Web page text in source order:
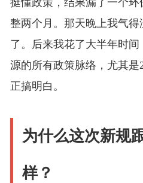
挺懂政策，结果漏了一个
整两个月。那天晚上我气
了。后来我花了大半年时
源的所有政策脉络，尤其是
正搞明白。
为什么这次新规
样？